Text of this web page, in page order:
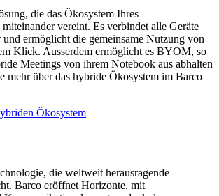
die das Ökosystem Ihres
miteinander vereint. Es verbindet alle Geräte
und ermöglicht die gemeinsame Nutzung von
Klick. Ausserdem ermöglicht es BYOM, so
Meetings von ihrem Notebook aus abhalten
mehr über das hybride Ökosystem im Barco
Ökosystem
die weltweit herausragende
Barco eröffnet Horizonte, mit